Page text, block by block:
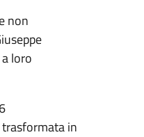
non
loro
trasformata in